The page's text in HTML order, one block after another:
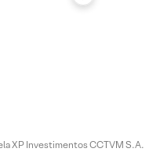
XP Investimentos CCTVM S.A.